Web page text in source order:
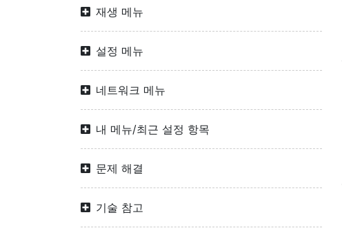
재생 메뉴
설정 메뉴
네트워크 메뉴
내 메뉴/최근 설정 항목
문제 해결
기술 참고